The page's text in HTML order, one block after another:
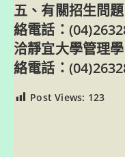
五、有關招生問
絡電話：
洽靜宜大學管理
絡電話：
Post Views: 123